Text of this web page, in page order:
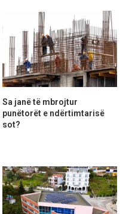
Sa janë të mbrojtur
punëtorët e ndërtimtarisë
sot?